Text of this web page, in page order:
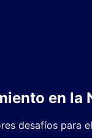
en la
desafíos para